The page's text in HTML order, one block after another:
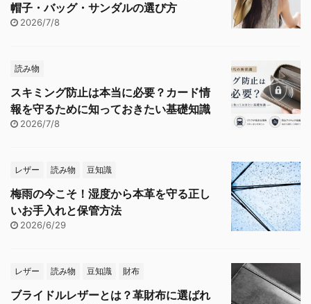
帽子・バッグ・サンダルの選び方
2026/7/8
読み物
スキミング防止は本当に必要？カード情
報を守るために知っておきたい基礎知識
2026/7/8
レザー 読み物 豆知識
梅雨の今こそ！湿度から本革を守る正し
いお手入れと保管方法
2026/6/29
レザー 読み物 豆知識 財布
ブライドルレザーとは？革財布に選ばれ